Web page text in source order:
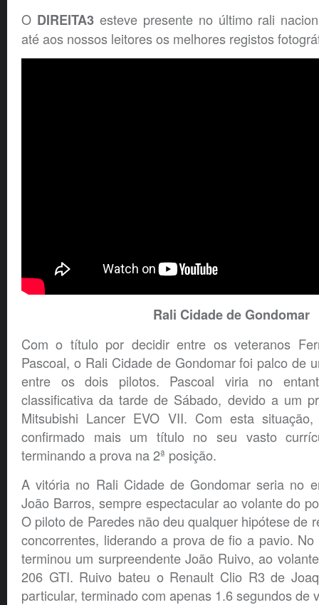
O DIREITA3esteve presente no último rali
até aos nossos leitores os melhores registos
Rali Cidade de Gondomar
Com o título por decidir entre os veteranos
Pascoal, o Rali Cidade de Gondomar foi palco de
entre os dois pilotos. Pascoal viria no
classificativa da tarde de Sábado, devido a um
Mitsubishi Lancer EVO VII. Com esta
confirmado mais um título no seu vasto
terminando a prova na 2ª posição.
A vitória no Rali Cidade de Gondomar seria no
João Barros, sempre espectacular ao volante do
O piloto de Paredes não deu qualquer hipótese de
concorrentes, liderando a prova de fio a pavio.
terminou um surpreendente João Ruivo, ao
206 GTI. Ruivo bateu o Renault Clio R3 de
particular, terminado com apenas 1.6 segundos de